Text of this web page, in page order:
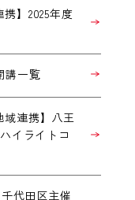
】2025年度
講一覧
連携】八王
イライトコ
代田区主催